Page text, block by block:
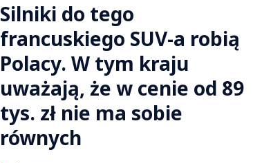
Silniki do tego
francuskiego SUV-a robią
Polacy. W tym kraju
uważają, że w cenie od 89
tys. zł nie ma sobie
równych